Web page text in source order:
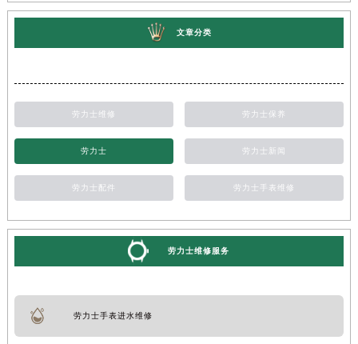
文章分类
劳力士维修 劳力士保养
劳力士 劳力士新闻
劳力士配件 劳力士手表维修
劳力士维修服务
劳力士手表进水维修